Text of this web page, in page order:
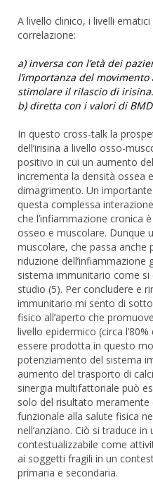
A livello clinico, i livelli
correlazione:
a) inversa con l’età dei
l’importanza del movimento
stimolare il rilascio di irisina.
b) diretta con i valori di
In questo cross-talk la
dell’irisina a livello osso-
positivo in cui un aumento
incrementa la densità ossea
dimagrimento. Un
questa complessa
che l’infiammazione cronica
osseo e muscolare. Dunque
muscolare, che passa anche
riduzione
sistema immunitario come si
studio (5). Per concludere e
immunitario mi sento di
fisico all’aperto che
livello epidermico (circa
essere prodotta in questo
potenziamento del sistema
aumento del trasporto di
sinergia multifattoriale può
solo del risultato
funzionale alla salute fisica
nell’anziano. Ciò si traduce in
contestualizzabile come
ai soggetti fragili in un
primaria e secondaria.